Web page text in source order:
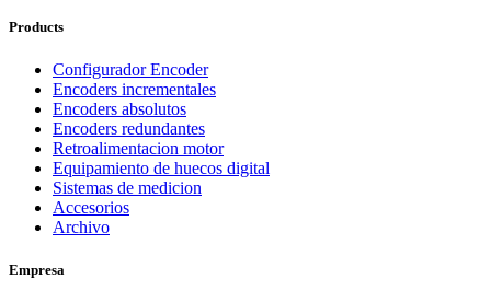
Products
Configurador Encoder
Encoders incrementales
Encoders absolutos
Encoders redundantes
Retroalimentacion motor
Equipamiento de huecos digital
Sistemas de medicion
Accesorios
Archivo
Empresa